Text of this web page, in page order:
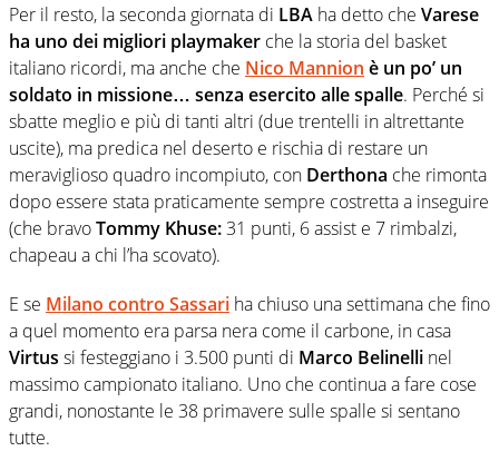
Per il resto, la seconda giornata di LBA ha detto che Varese
ha uno dei migliori playmaker che la storia del basket
italiano ricordi, ma anche che Nico Mannion è un po’ un
soldato in missione… senza esercito alle spalle. Perché si
sbatte meglio e più di tanti altri (due trentelli in altrettante
uscite), ma predica nel deserto e rischia di restare un
meraviglioso quadro incompiuto, con Derthona che rimonta
dopo essere stata praticamente sempre costretta a inseguire
(che bravoTommy Khuse:31 punti, 6 assist e 7 rimbalzi,
chapeau a chi l’ha scovato).
E se Milano contro Sassari ha chiuso una settimana che fino
a quel momento era parsa nera come il carbone, in casa
Virtus si festeggiano i 3.500 punti di Marco Belinelli nel
massimo campionato italiano. Uno che continua a fare cose
grandi, nonostante le 38 primavere sulle spalle si sentano
tutte.